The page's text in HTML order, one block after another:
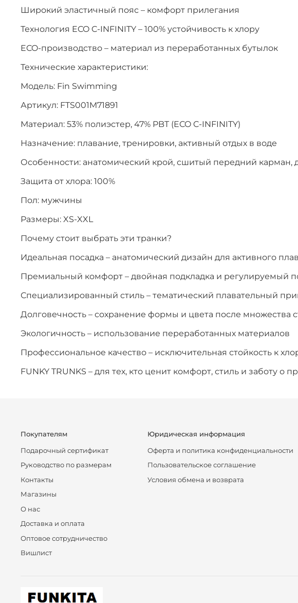
Широкий эластичный пояс – комфорт прилегания
Технология ECO C-INFINITY – 100% устойчивость к хлору
ECO-производство – материал из переработанных бутылок
Технические характеристики:
Модель: Fin Swimming
Артикул: FTS001M71891
Материал: 53% полиэстер, 47% PBT (ECO C-INFINITY)
Назначение: плавание, тренировки, активный отдых в воде
Особенности: анатомический крой, сшитый передний карман,
Защита от хлора: 100%
Пол: мужчины
Размеры: XS-XXL
Почему стоит выбрать эти транки?
Идеальная посадка – анатомический дизайн для активного
Премиальный комфорт – двойная подкладка и регулируемый
Специализированный стиль – тематический плавательный
Долговечность – сохранение формы и цвета после множества
Экологичность – использование переработанных материалов
Профессиональное качество – исключительная стойкость к
FUNKY TRUNKS – для тех, кто ценит комфорт, стиль и заботу о
Покупателям
Подарочный сертификат
Руководство по размерам
Контакты
Магазины
О нас
Доставка и оплата
Оптовое сотрудничество
Вишлист
Юридическая информация
Оферта и политика конфиденциальности
Пользовательское соглашение
Условия обмена и возврата